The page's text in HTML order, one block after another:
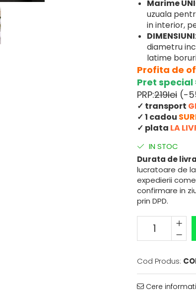
Marime
uzuala
in interior,
DIMENSIUNI
diametru
latime
Profita de
Pret special
PRP:219lei (-
✓ transport
✓ 1 cadou
✓ plata LA
IN STOC
Durata de
lucratoare de
expedierii
confirmare in
prin DPD.
Cod Produs:
Cere